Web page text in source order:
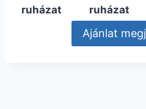
ruházat
ruházat